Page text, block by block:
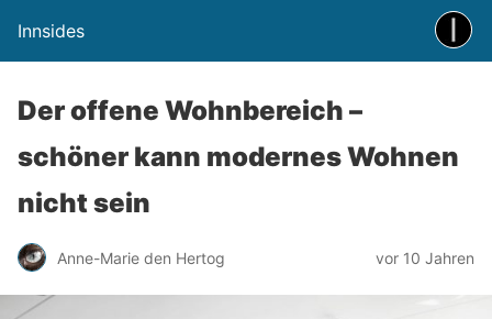
Innsides
Der offene Wohnbereich –
schöner kann modernes Wohnen
nicht sein
Anne-Marie den Hertog vor 10 Jahren